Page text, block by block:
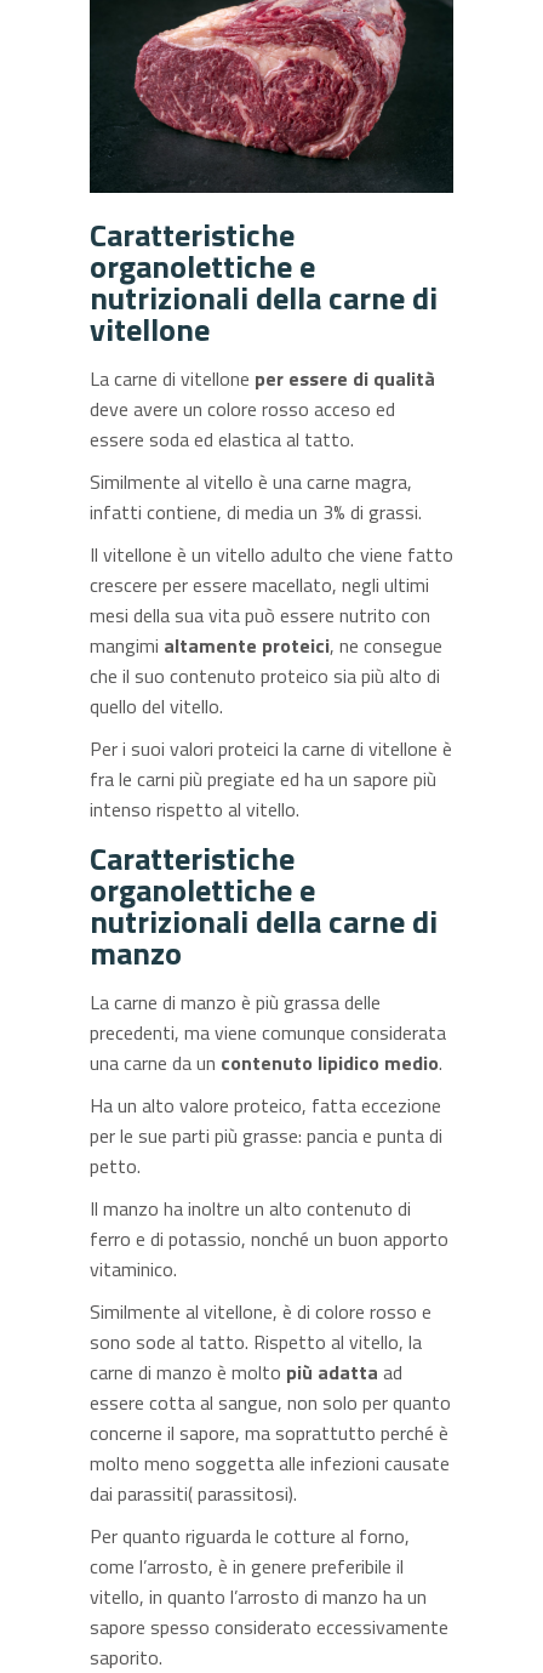
Caratteristiche
organolettiche e
nutrizionali della carne di
vitellone
La carne di vitellone per essere di qualità
deve avere un colore rosso acceso ed
essere soda ed elastica al tatto.
Similmente al vitello è una carne magra,
infatti contiene, di media un 3% di grassi.
Il vitellone è un vitello adulto che viene fatto
crescere per essere macellato, negli ultimi
mesi della sua vita può essere nutrito con
mangimi altamente proteici, ne consegue
che il suo contenuto proteico sia più alto di
quello del vitello.
Per i suoi valori proteici la carne di vitellone è
fra le carni più pregiate ed ha un sapore più
intenso rispetto al vitello.
Caratteristiche
organolettiche e
nutrizionali della carne di
manzo
La carne di manzo è più grassa delle
precedenti, ma viene comunque considerata
una carne da un contenuto lipidico medio.
Ha un alto valore proteico, fatta eccezione
per le sue parti più grasse: pancia e punta di
petto.
Il manzo ha inoltre un alto contenuto di
ferro e di potassio, nonché un buon apporto
vitaminico.
Similmente al vitellone, è di colore rosso e
sono sode al tatto. Rispetto al vitello, la
carne di manzo è molto più adatta ad
essere cotta al sangue, non solo per quanto
concerne il sapore, ma soprattutto perché è
molto meno soggetta alle infezioni causate
dai parassiti( parassitosi).
Per quanto riguarda le cotture al forno,
come l’arrosto, è in genere preferibile il
vitello, in quanto l’arrosto di manzo ha un
sapore spesso considerato eccessivamente
saporito.